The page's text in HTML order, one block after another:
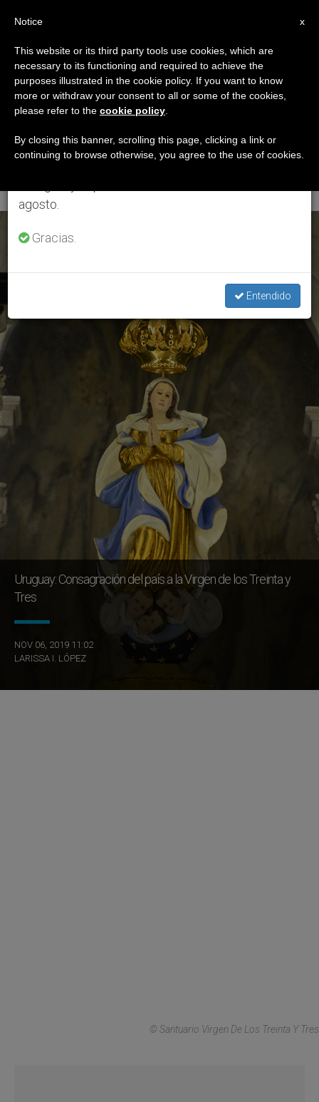
ETIQUETA
Posts Tagged ‘V
Congreso Eucarístico
Nacional’
ÚLTIMAS NOTICIAS
Uruguay: Consagración del país a la Virgen de los Treinta y
Tres
NOV 06, 2019 11:02
LARISSA I. LÓPEZ
© Santuario Virgen De Los Treinta Y Tres
×
Aviso importante
Del 27 de julio al 7 de agosto haremos la pausa
anual, aprovechando que en el periodo de verano
se generan menos informaciones y también el
agosto.
Gracias.
Entendido
x
Notice
This website or its third party tools use cookies, which are
necessary to its functioning and required to achieve the
purposes illustrated in the cookie policy. If you want to know
more or withdraw your consent to all or some of the cookies,
please refer to the cookie policy
By closing this banner, scrolling this page, clicking a link or
continuing to browse otherwise, you agree to the use of cookies.